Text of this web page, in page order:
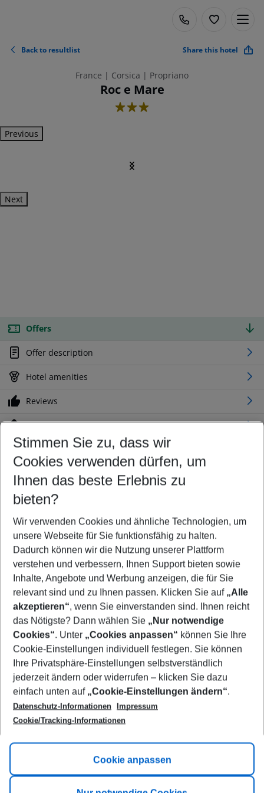
Back to resultlist Share this hotel
France | Corsica | Propriano
Roc e Mare
3
Previous
Next
Offers
Offer description
Hotel amenities
Reviews
Location
Customize your offer
Find the perfect deal which suits your best
Your departure airport
Any airport
Select your date range
09/08/26–07/08/27 5-8 nights
Who will travel
2 adults No children
Show more filter
Footer
Footer navigation
Title A
Link A
Stimmen Sie zu, dass wir
Cookies verwenden dürfen, um
Ihnen das beste Erlebnis zu
bieten?
Wir verwenden Cookies und ähnliche Technologien, um
unsere Webseite für Sie funktionsfähig zu halten.
Dadurch können wir die Nutzung unserer Plattform
verstehen und verbessern, Ihnen Support bieten sowie
Inhalte, Angebote und Werbung anzeigen, die für Sie
relevant sind und zu Ihnen passen. Klicken Sie auf „Alle
akzeptieren“, wenn Sie einverstanden sind. Ihnen reicht
das Nötigste? Dann wählen Sie „Nur notwendige
Cookies“. Unter „Cookies anpassen“ können Sie Ihre
Cookie-Einstellungen individuell festlegen. Sie können
Ihre Privatsphäre-Einstellungen selbstverständlich
jederzeit ändern oder widerrufen – klicken Sie dazu
einfach unten auf „Cookie-Einstellungen ändern“.
Datenschutz-Informationen
Impressum
Cookie/Tracking-Informationen
Cookie anpassen